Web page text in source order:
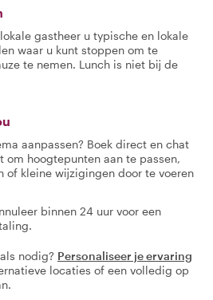
gastheer u typische en lokale
waar u kunt stoppen om te
te nemen. Lunch is niet bij de
aanpassen? Boek direct en chat
om hoogtepunten aan te passen,
of kleine wijzigingen door te voeren
binnen 24 uur voor een
nodig? Personaliseer je ervaring
locaties of een volledig op